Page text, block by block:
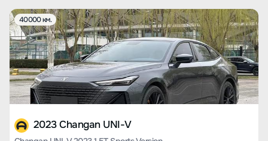
40000 км.
2023 Changan UNI-V